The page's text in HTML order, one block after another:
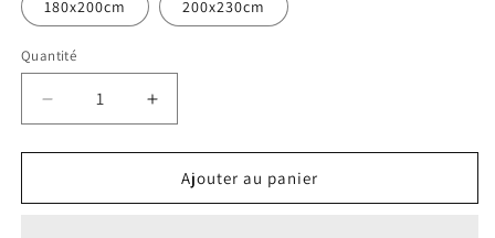
180x200cm 200x230cm
Quantité
Réduire
la
quantité
Plaid
Augmenter
la
quantité
Plaid
Ajouter au panier